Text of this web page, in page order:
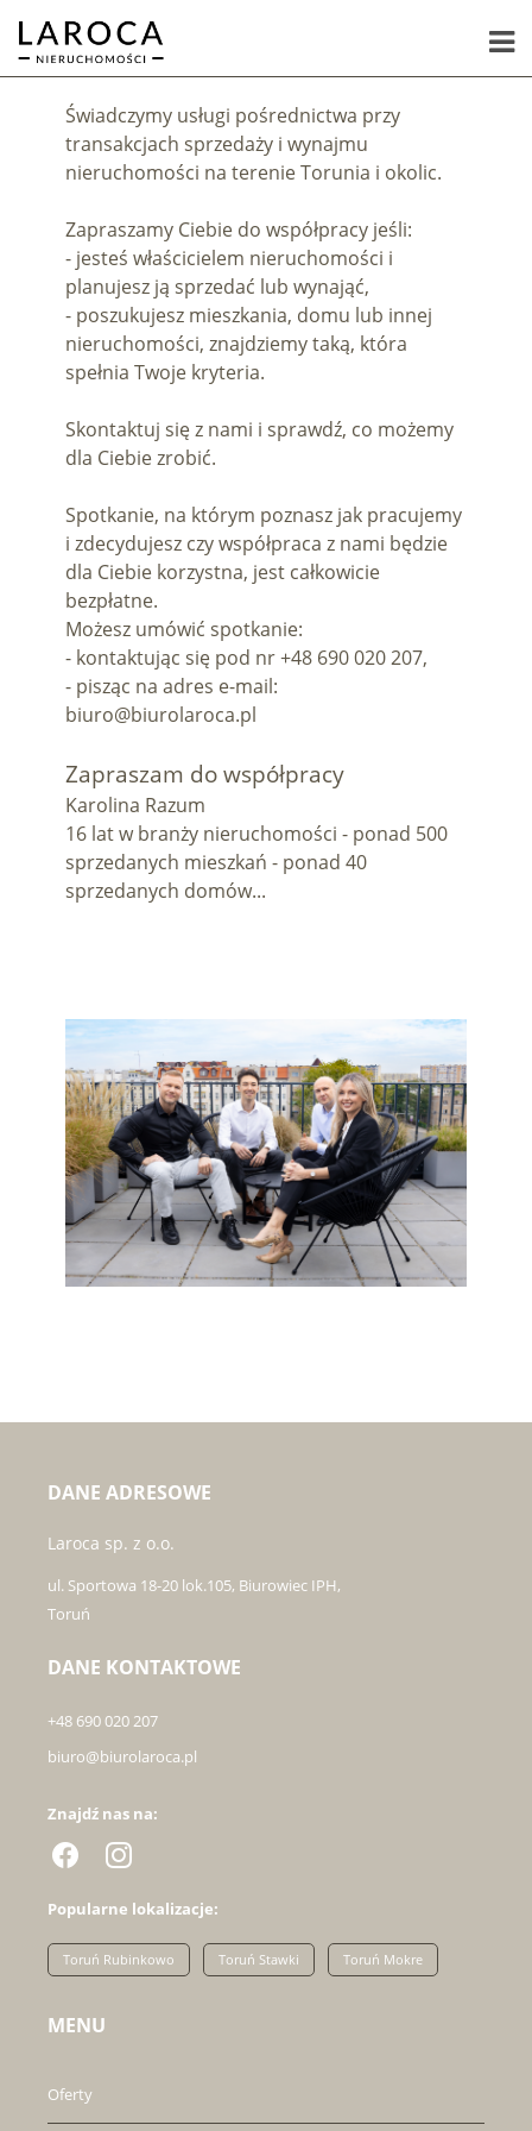
Świadczymy usługi pośrednictwa przy
transakcjach sprzedaży i wynajmu
nieruchomości na terenie Torunia i okolic.
Zapraszamy Ciebie do współpracy jeśli:
- jesteś właścicielem nieruchomości i
planujesz ją sprzedać lub wynająć,
- poszukujesz mieszkania, domu lub innej
nieruchomości, znajdziemy taką, która
spełnia Twoje kryteria.
Skontaktuj się z nami i sprawdź, co możemy
dla Ciebie zrobić.
Spotkanie, na którym poznasz jak pracujemy
i zdecydujesz czy współpraca z nami będzie
dla Ciebie korzystna, jest całkowicie
bezpłatne.
Możesz umówić spotkanie:
- kontaktując się pod nr +48 690 020 207,
- pisząc na adres e-mail:
biuro@biurolaroca.pl
Zapraszam do współpracy
Karolina Razum
16 lat w branży nieruchomości - ponad 500
sprzedanych mieszkań - ponad 40
sprzedanych domów...
DANE ADRESOWE
Laroca sp. z o.o.
ul. Sportowa 18-20 lok.105, Biurowiec IPH,
Toruń
DANE KONTAKTOWE
+48 690 020 207
biuro@biurolaroca.pl
Znajdź nas na:
Popularne lokalizacje:
Toruń Rubinkowo Toruń Stawki Toruń Mokre
MENU
Oferty